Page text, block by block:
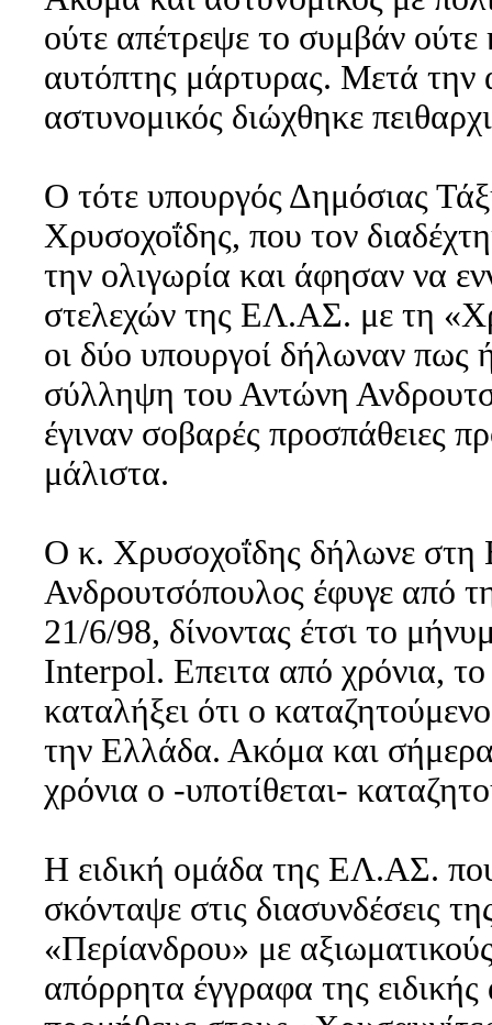
ούτε απέτρεψε το συμβάν
αυτόπτης μάρτυρας. Μετά την
αστυνομικός διώχθηκε
Ο τότε υπουργός Δημόσιας
Χρυσοχοΐδης, που τον
την ολιγωρία και άφησαν να
στελεχών της ΕΛ.ΑΣ. με τη
οι δύο υπουργοί δήλωναν πως
σύλληψη του Αντώνη
έγιναν σοβαρές προσπάθειες
μάλιστα.
Ο κ. Χρυσοχοΐδης δήλωνε στη
Ανδρουτσόπουλος έφυγε από
21/6/98, δίνοντας έτσι το
Interpol. Επειτα από χρόνια,
καταλήξει ότι ο
την Ελλάδα. Ακόμα και σήμερα
χρόνια ο -υποτίθεται-
Η ειδική ομάδα της ΕΛ.ΑΣ.
σκόνταψε στις διασυνδέσεις
«Περίανδρου» με
απόρρητα έγγραφα της